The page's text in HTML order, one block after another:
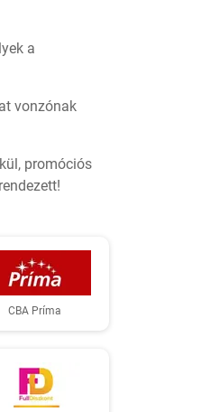
a
vonzónak
promóciós
CBA Príma